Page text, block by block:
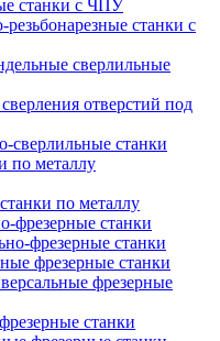
станки с ЧПУ
станки с
сверлильные
отверстий под
сверлильные станки
по металлу
по металлу
фрезерные станки
фрезерные станки
фрезерные станки
фрезерные
станки